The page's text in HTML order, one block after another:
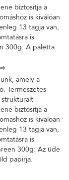
biztosítja a
is kiválóan
13 tagja van,
is
300g: A paletta
amely a
Természetes
strukturált
biztosítja a
is kiválóan
13 tagja van,
is
300g: Az üde
papírja.